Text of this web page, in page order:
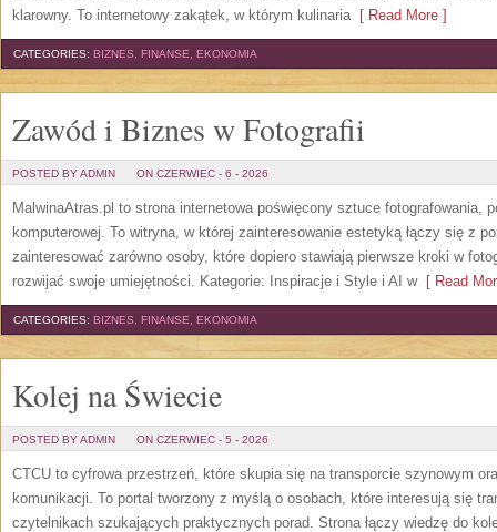
klarowny. To internetowy zakątek, w którym kulinaria[ Read More ]
CATEGORIES: BIZNES, FINANSE, EKONOMIA
Zawód i Biznes w Fotografii
POSTED BY ADMIN ON CZERWIEC - 6 - 2026
MalwinaAtras.pl to strona internetowa poświęcony sztuce fotografowania,
komputerowej. To witryna, w której zainteresowanie estetyką łączy się z
zainteresować zarówno osoby, które dopiero stawiają pierwsze kroki w
rozwijać swoje umiejętności. Kategorie: Inspiracje i Style i AI w[ Read
CATEGORIES: BIZNES, FINANSE, EKONOMIA
Kolej na Świecie
POSTED BY ADMIN ON CZERWIEC - 5 - 2026
CTCU to cyfrowa przestrzeń, które skupia się na transporcie szynowym
komunikacji. To portal tworzony z myślą o osobach, które interesują się
czytelnikach szukających praktycznych porad. Strona łączy wiedzę do